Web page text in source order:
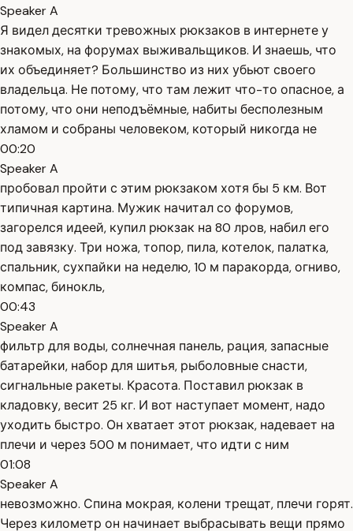
Speaker A
Я видел десятки тревожных рюкзаков в интернете у
знакомых, на форумах выживальщиков. И знаешь, что
их объединяет? Большинство из них убьют своего
владельца. Не потому, что там лежит что-то опасное, а
потому, что они неподъёмные, набиты бесполезным
хламом и собраны человеком, который никогда не
00:20
Speaker A
пробовал пройти с этим рюкзаком хотя бы 5 км. Вот
типичная картина. Мужик начитал со форумов,
загорелся идеей, купил рюкзак на 80 лров, набил его
под завязку. Три ножа, топор, пила, котелок, палатка,
спальник, сухпайки на неделю, 10 м паракорда, огниво,
компас, бинокль,
00:43
Speaker A
фильтр для воды, солнечная панель, рация, запасные
батарейки, набор для шитья, рыболовные снасти,
сигнальные ракеты. Красота. Поставил рюкзак в
кладовку, весит 25 кг. И вот наступает момент, надо
уходить быстро. Он хватает этот рюкзак, надевает на
плечи и через 500 м понимает, что идти с ним
01:08
Speaker A
невозможно. Спина мокрая, колени трещат, плечи горят.
Через километр он начинает выбрасывать вещи прямо